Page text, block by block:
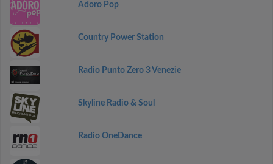
Adoro Pop
Country Power Station
Radio Punto Zero 3 Venezie
Skyline Radio & Soul
Radio OneDance